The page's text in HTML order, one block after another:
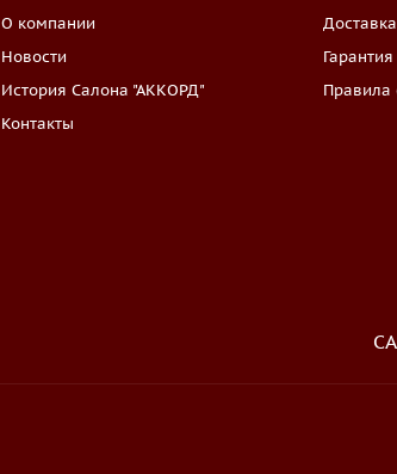
О компании
Новости
История Салона "АККОРД"
Контакты
Правила